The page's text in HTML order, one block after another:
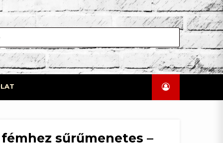
sűrűmenetes –